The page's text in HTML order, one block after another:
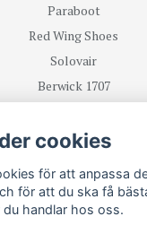
Paraboot
Red Wing Shoes
Solovair
Berwick 1707
OCH
cookies
för att anpassa
för att du ska få
du handlar hos oss.